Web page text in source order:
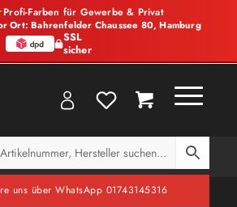
Profi-Farben für Gewerbe & Privat
Ort: Bahrenfelder Chaussee 80, Hamburg
SSL
sicher
uns über WhatsApp 01743145316